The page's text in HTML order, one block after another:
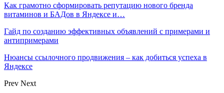
Как грамотно сформировать репутацию нового бренда
витаминов и БАДов в Яндексе и…
Гайд по созданию эффективных объявлений с примерами и
антипримерами
Нюансы ссылочного продвижения – как добиться успеха в
Яндексе
Prev Next